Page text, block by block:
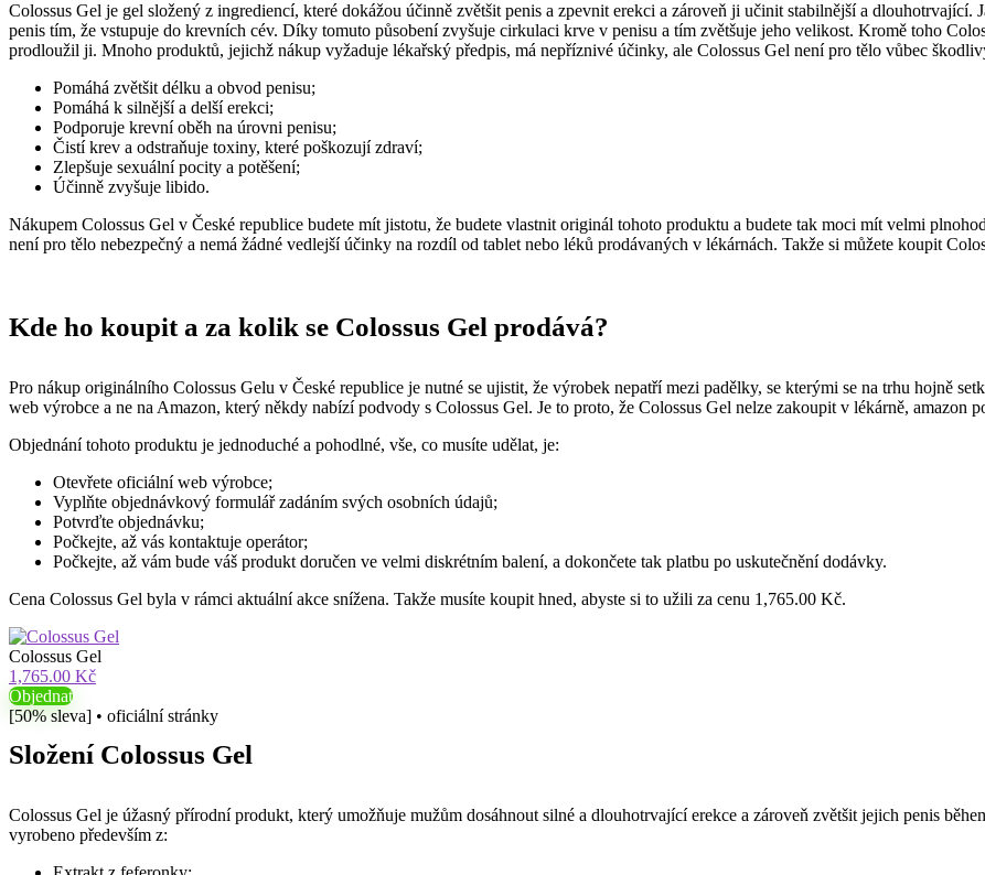
Colossus Gel je gel složený z ingrediencí, které dokážou účinně zvětšit penis a zpevnit erekci a zároveň ji učinit stabilnější a
penis tím, že vstupuje do krevních cév. Díky tomuto působení zvyšuje cirkulaci krve v penisu a tím zvětšuje jeho velikost. Kromě toho
prodloužil ji. Mnoho produktů, jejichž nákup vyžaduje lékařský předpis, má nepříznivé účinky, ale Colossus Gel není pro tělo vůbec
Pomáhá zvětšit délku a obvod penisu;
Pomáhá k silnější a delší erekci;
Podporuje krevní oběh na úrovni penisu;
Čistí krev a odstraňuje toxiny, které poškozují zdraví;
Zlepšuje sexuální pocity a potěšení;
Účinně zvyšuje libido.
Nákupem Colossus Gel v České republice budete mít jistotu, že budete vlastnit originál tohoto produktu a budete tak moci mít velmi
není pro tělo nebezpečný a nemá žádné vedlejší účinky na rozdíl od tablet nebo léků prodávaných v lékárnách. Takže si můžete koupit
Kde ho koupit a za kolik se Colossus Gel prodává?
Pro nákup originálního Colossus Gelu v České republice je nutné se ujistit, že výrobek nepatří mezi padělky, se kterými se na trhu hojně
web výrobce a ne na Amazon, který někdy nabízí podvody s Colossus Gel. Je to proto, že Colossus Gel nelze zakoupit v lékárně, amazon
Objednání tohoto produktu je jednoduché a pohodlné, vše, co musíte udělat, je:
Otevřete oficiální web výrobce;
Vyplňte objednávkový formulář zadáním svých osobních údajů;
Potvrďte objednávku;
Počkejte, až vás kontaktuje operátor;
Počkejte, až vám bude váš produkt doručen ve velmi diskrétním balení, a dokončete tak platbu po uskutečnění dodávky.
Cena Colossus Gel byla v rámci aktuální akce snížena. Takže musíte koupit hned, abyste si to užili za cenu 1,765.00 Kč.
Colossus Gel
1,765.00 Kč
Objednat
[50% sleva] • oficiální stránky
Složení Colossus Gel
Colossus Gel je úžasný přírodní produkt, který umožňuje mužům dosáhnout silné a dlouhotrvající erekce a zároveň zvětšit jejich penis
vyrobeno především z: